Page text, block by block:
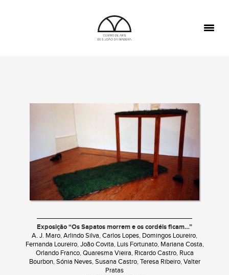
TOGGLE
Exposição “Os Sapatos morrem e os cordéis ficam…”
A. J. Maro, Arlindo Silva, Carlos Lopes, Domingos Loureiro,
Fernanda Loureiro, João Covita, Luis Fortunato, Mariana Costa,
Orlando Franco, Quaresma Vieira, Ricardo Castro, Ruca
Bourbon, Sónia Neves, Susana Castro, Teresa Ribeiro, Valter
Pratas